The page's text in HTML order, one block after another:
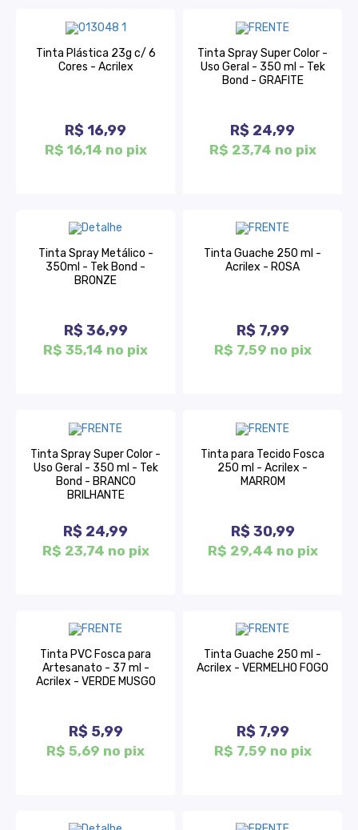
Tinta Plástica 23g c/ 6
Cores - Acrilex
R$ 16,99
R$ 16,14 no pix
Tinta Spray Super Color -
Uso Geral - 350 ml - Tek
Bond - GRAFITE
R$ 24,99
R$ 23,74 no pix
Tinta Spray Metálico -
350ml - Tek Bond -
BRONZE
R$ 36,99
R$ 35,14 no pix
Tinta Guache 250 ml -
Acrilex - ROSA
R$ 7,99
R$ 7,59 no pix
Tinta Spray Super Color -
Uso Geral - 350 ml - Tek
Bond - BRANCO
BRILHANTE
R$ 24,99
R$ 23,74 no pix
Tinta para Tecido Fosca
250 ml - Acrilex -
MARROM
R$ 30,99
R$ 29,44 no pix
Tinta PVC Fosca para
Artesanato - 37 ml -
Acrilex - VERDE MUSGO
R$ 5,99
R$ 5,69 no pix
Tinta Guache 250 ml -
Acrilex - VERMELHO FOGO
R$ 7,99
R$ 7,59 no pix